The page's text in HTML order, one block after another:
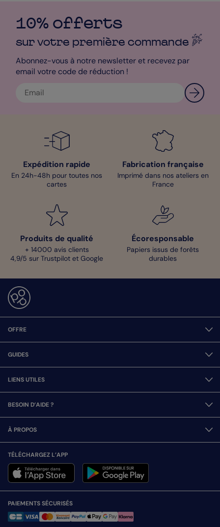
10% offerts
sur votre première commande
Abonnez-vous à notre newsletter et recevez par
email votre code de réduction !
Expédition rapide
En 24h-48h pour toutes nos
cartes
Fabrication française
Imprimé dans nos ateliers en
France
Produits de qualité
+ 14000 avis clients
4,9/5 sur Trustpilot et Google
Écoresponsable
Papiers issus de forêts
durables
OFFRE
GUIDES
LIENS UTILES
BESOIN D’AIDE ?
À PROPOS
TÉLÉCHARGEZ L’APP
PAIEMENTS SÉCURISÉS